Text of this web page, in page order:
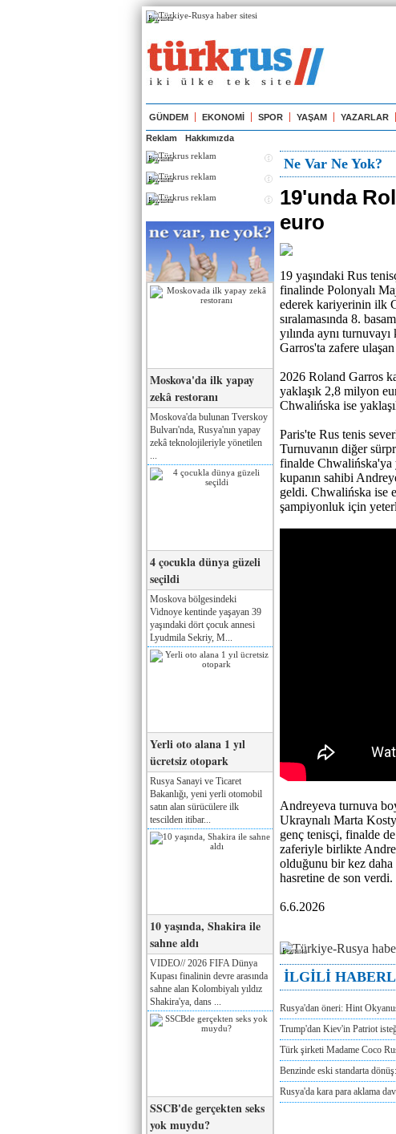
Реклама
GÜNDEM EKONOMİ SPOR YAŞAM YAZARLAR
Reklam Hakkımızda
Реклама
Реклама
Реклама
Moskova'da ilk yapay
zekâ restoranı
Moskova'da bulunan Tverskoy
Bulvarı'nda, Rusya'nın yapay
zekâ teknolojileriyle yönetilen
4 çocukla dünya güzeli
seçildi
Moskova bölgesindeki
Vidnoye kentinde yaşayan 39
yaşındaki dört çocuk annesi
Lyudmila Sekriy, M...
Yerli oto alana 1 yıl
ücretsiz otopark
Rusya Sanayi ve Ticaret
Bakanlığı, yeni yerli otomobil
satın alan sürücülere ilk
tescilden itibar...
10 yaşında, Shakira ile
sahne aldı
VIDEO// 2026 FIFA Dünya
Kupası finalinin devre arasında
sahne alan Kolombiyalı yıldız
Shakira'ya, dans ...
SSCB'de gerçekten seks
yok muydu?
Ne Var Ne Yok?
19'unda
euro
19 yaşındaki Rus
finalinde Polonyalı
ederek kariyerinin ilk
sıralamasında 8.
yılında aynı
Garros'ta zafere
2026 Roland Garros
yaklaşık 2,8 milyon
Chwalińska ise
Paris'te Rus tenis
Turnuvanın diğer
finalde Chwalińska'ya
kupanın sahibi
geldi. Chwalińska ise
şampiyonluk için
Andreyeva turnuva
Ukraynalı Marta
genç tenisçi, finalde
zaferiyle birlikte
olduğunu bir kez daha
hasretine de son verdi.
6.6.2026
Реклама
İLGİLİ
Rusya'dan öneri: Hint
Trump'dan Kiev'in Patriot
Türk şirketi Madame Coco
Benzinde eski standarta
Rusya'da kara para aklama